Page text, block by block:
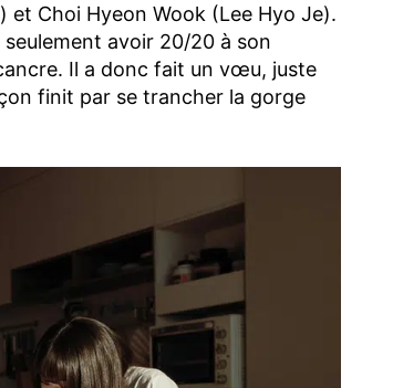
et Choi Hyeon Wook (Lee Hyo Je).
avoir 20/20 à son
Il a donc fait un vœu, juste
finit par se trancher la gorge